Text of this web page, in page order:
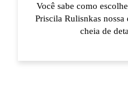
Você sabe como
Priscila Rulisnkas
cheia de